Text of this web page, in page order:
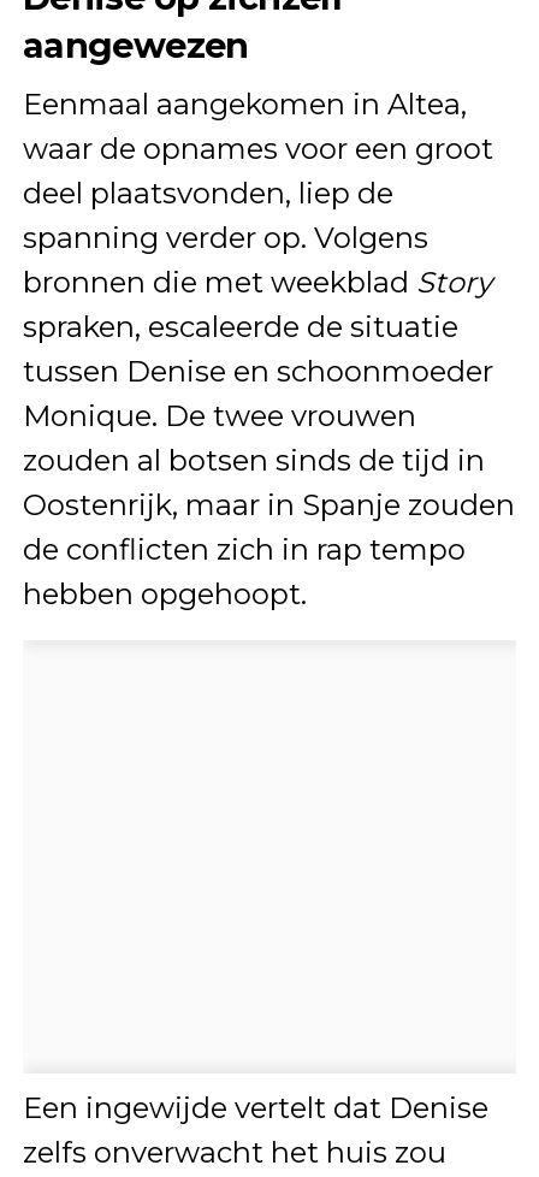
aangewezen
Eenmaal aangekomen in Altea,
waar de opnames voor een groot
deel plaatsvonden, liep de
spanning verder op. Volgens
bronnen die met weekblad Story
spraken, escaleerde de situatie
tussen Denise en schoonmoeder
Monique. De twee vrouwen
zouden al botsen sinds de tijd in
Oostenrijk, maar in Spanje zouden
de conflicten zich in rap tempo
hebben opgehoopt.
Een ingewijde vertelt dat Denise
zelfs onverwacht het huis zou